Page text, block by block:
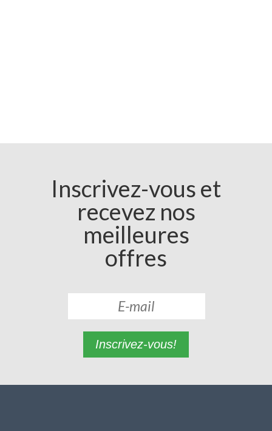
Inscrivez-vous et
recevez nos
meilleures
offres
Inscrivez-vous!